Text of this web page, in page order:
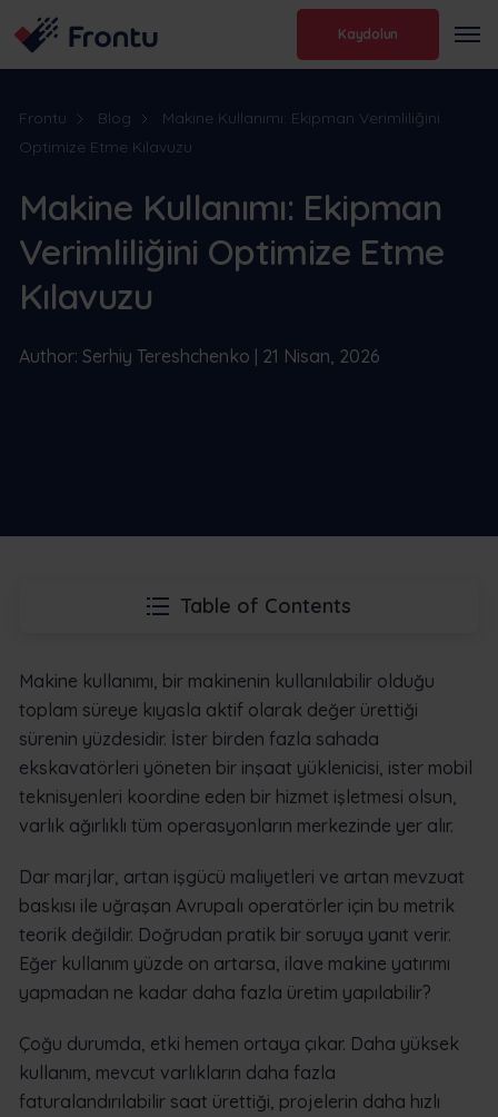
Kaydolun
Frontu Blog
Makine Kullanımı: Ekipman Verimliliğini
Optimize Etme Kılavuzu
Makine Kullanımı: Ekipman
Verimliliğini Optimize Etme
Kılavuzu
Author: Serhiy Tereshchenko | 21 Nisan, 2026
Table of Contents
Makine kullanımı, bir makinenin kullanılabilir olduğu
toplam süreye kıyasla aktif olarak değer ürettiği
sürenin yüzdesidir. İster birden fazla sahada
ekskavatörleri yöneten bir inşaat yüklenicisi, ister mobil
teknisyenleri koordine eden bir hizmet işletmesi olsun,
varlık ağırlıklı tüm operasyonların merkezinde yer alır.
Dar marjlar, artan işgücü maliyetleri ve artan mevzuat
baskısı ile uğraşan Avrupalı operatörler için bu metrik
teorik değildir. Doğrudan pratik bir soruya yanıt verir.
Eğer kullanım yüzde on artarsa, ilave makine yatırımı
yapmadan ne kadar daha fazla üretim yapılabilir?
Çoğu durumda, etki hemen ortaya çıkar. Daha yüksek
kullanım, mevcut varlıkların daha fazla
faturalandırılabilir saat ürettiği, projelerin daha hızlı